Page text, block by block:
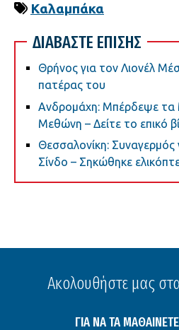
Καλαμπάκα
ΔΙΑΒΑΣΤΕ ΕΠΙΣΗΣ
Θρήνος για τον Λιονέλ
πατέρας του
Ανδρομάχη: Μπέρδεψε τα
Μεθώνη – Δείτε το επικό
Θεσσαλονίκη: Συναγερμός
Σίνδο – Σηκώθηκε
Ακολουθήστε μας
ΓΙΑ ΝΑ ΤΑ